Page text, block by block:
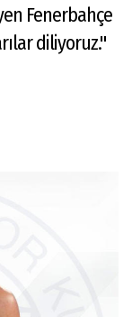
Fenerbahçe
diliyoruz."